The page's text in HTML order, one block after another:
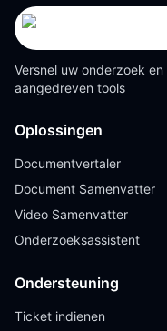
Versnel uw onderzoek
aangedreven tools
Oplossingen
Documentvertaler
Document Samenvatter
Video Samenvatter
Onderzoeksassistent
Ondersteuning
Ticket indienen